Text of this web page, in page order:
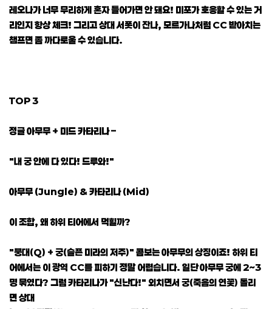
레오나가 너무 무리하게 혼자 들어가면 안 돼요! 미포가 호응할 수 있는 거
리인지 항상 체크! 그리고 상대 서폿이 잔나, 모르가나처럼 CC 받아치는
챔프면 좀 까다로울 수 있습니다.
TOP 3
정글 아무무 + 미드 카타리나 –
"내 궁 안에 다 있다! 드루와!"
아무무 (Jungle) & 카타리나 (Mid)
이 조합, 왜 하위 티어에서 먹힐까?
"붕대(Q) + 궁(슬픈 미라의 저주)" 콤보는 아무무의 상징이죠! 하위 티
어에서는 이 광역 CC를 피하기 정말 어렵습니다. 일단 아무무 궁에 2~3
명 묶였다? 그럼 카타리나가 "신난다!" 외치면서 궁(죽음의 연꽃) 돌리
면 상대